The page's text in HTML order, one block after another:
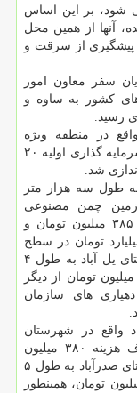
شود، بر این اساس
آنها از همین محل
پیشگیری از سرقت و
سفر معاون امور
کشور به ساوه و
در منطقه ویژه
اقتصادی کاوه ساوه تولید کننده لامپ LED با سرمایه گذاری اولیه ۲۰
طول سه هزار متر
تومان، زمین چمن مصنوعی
روستای جلال آباد با صرف هزینه ای بالغ بر ۳۸۵ میلیون تومان و
پیاده رو با اعتبار یک میلیارد و ۷۰۰ میلیارد تومان در سطح
۶۵۰۰ متر مربع و طرح بهسازی پیاده رو روستای یل آباد به طول ۴
متر مربع با صرف هزینه ای بالغ بر ۴۵۰ میلیون تومان از دیگر
های سازمان
واقع در شهرستان
زرندیه به مساحت ۸۰۰ متر مربع و با صرف هزینه ۳۸۰ میلیون
تومانی، افتتاح زیرسازی و آسفالت معابر روستای صدرآباد به طول ۵
مترمربع با صرف هزینه ای بالغ بر۷۳۰ میلیون تومان، همینطور